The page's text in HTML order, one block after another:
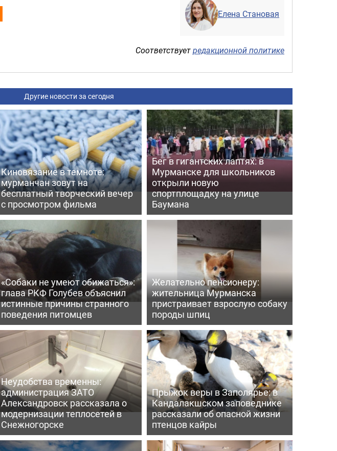
Елена Становая
Соответствуетредакционной политике
Другие новости за сегодня
Киновязание в темноте:
мурманчан зовут на
бесплатный творческий вечер
с просмотром фильма
Бег в гигантских лаптях: в
Мурманске для школьников
открыли новую
спортплощадку на улице
Баумана
«Собаки не умеют обижаться»:
глава РКФ Голубев объяснил
истинные причины странного
поведения питомцев
Желательно пенсионеру:
жительница Мурманска
пристраивает взрослую собаку
породы шпиц
Неудобства временны:
администрация ЗАТО
Александровск рассказала о
модернизации теплосетей в
Снежногорске
Прыжок веры в Заполярье: в
Кандалакшском заповеднике
рассказали об опасной жизни
птенцов кайры